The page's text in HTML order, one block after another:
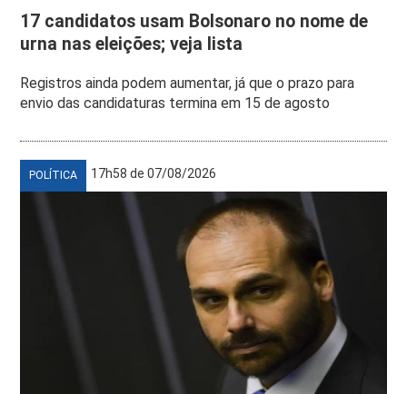
17 candidatos usam Bolsonaro no nome de
urna nas eleições; veja lista
Registros ainda podem aumentar, já que o prazo para
envio das candidaturas termina em 15 de agosto
POLÍTICA 17h58 de 07/08/2026